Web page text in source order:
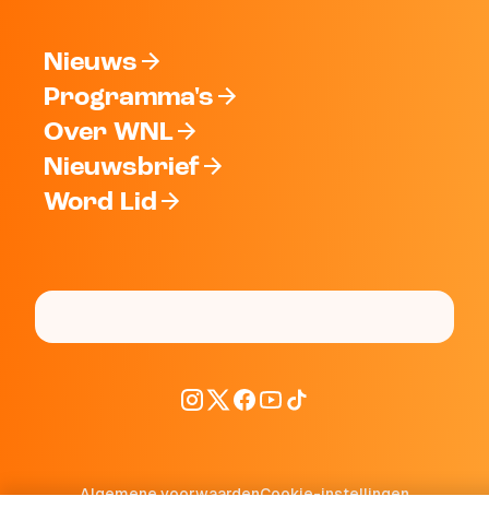
Nieuws
Programma's
Over WNL
Nieuwsbrief
Word Lid
Algemene voorwaardenCookie-instellingen